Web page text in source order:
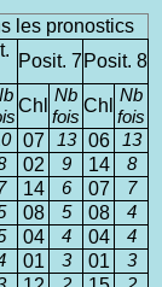
les pronostics
Posit. 7 Posit. 8
Chl Nb
fois
Chl Nb
fois
07 13 06 13
02 9 14 8
14 6 07 7
08 5 08 4
04 4 04 4
01 3 01 3